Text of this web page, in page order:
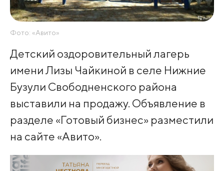
Фото: «Авито»
Детский оздоровительный лагерь
имени Лизы Чайкиной в селе Нижние
Бузули Свободненского района
выставили на продажу. Объявление в
разделе «Готовый бизнес» разместили
на сайте «Авито».